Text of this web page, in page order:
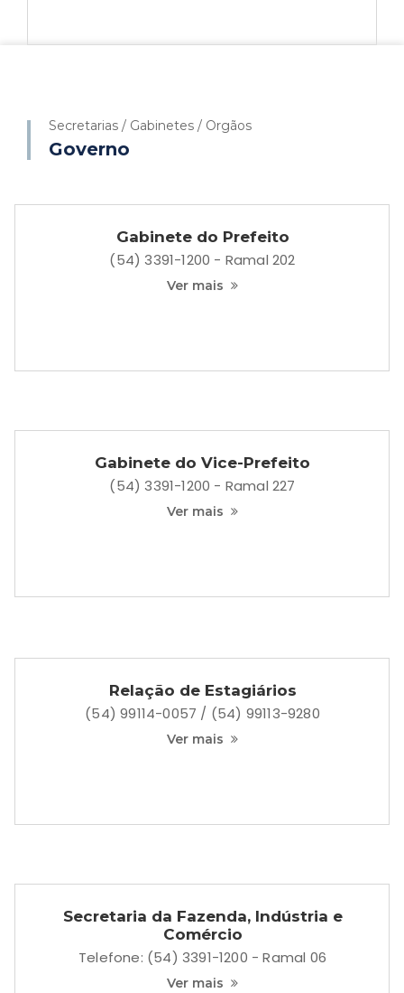
Secretarias / Gabinetes / Orgãos
Governo
Secretaria de Administração
Telefone: (54) 3391-1200 - Ramal 03
Ver mais
Secretaria de Agricultura e Meio
Ambiente
Telefone: (54) 3391-1200 - Ramal 05
Secretaria de Assistência Social, Trabalho
e Habitação
Telefone: (54) 99113-8947
Secretaria de Educação, Cultura,
Desporto e Turismo
Telefone: (54) 3391-1200 - Ramal 04
Ver mais